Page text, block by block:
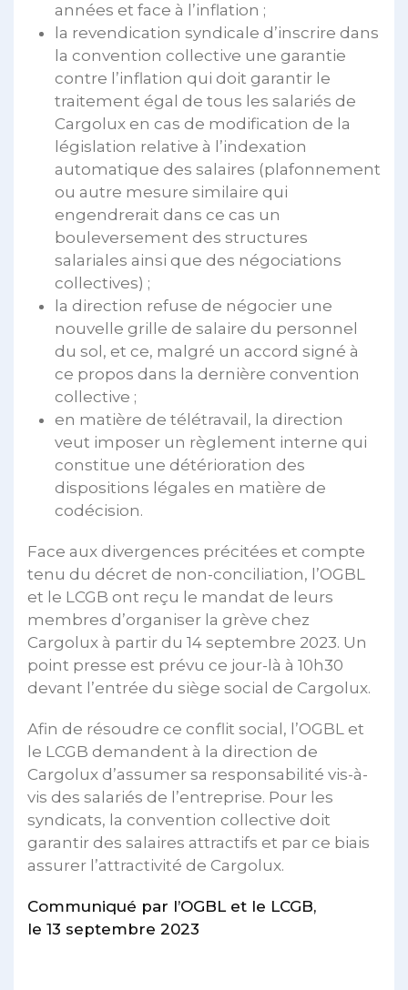
années et face à l’inflation ;
la revendication syndicale d’inscrire dans
la convention collective une garantie
contre l’inflation qui doit garantir le
traitement égal de tous les salariés de
Cargolux en cas de modification de la
législation relative à l’indexation
automatique des salaires (plafonnement
ou autre mesure similaire qui
engendrerait dans ce cas un
bouleversement des structures
salariales ainsi que des négociations
collectives) ;
la direction refuse de négocier une
nouvelle grille de salaire du personnel
du sol, et ce, malgré un accord signé à
ce propos dans la dernière convention
collective ;
en matière de télétravail, la direction
veut imposer un règlement interne qui
constitue une détérioration des
dispositions légales en matière de
codécision.
Face aux divergences précitées et compte
tenu du décret de non-conciliation, l’OGBL
et le LCGB ont reçu le mandat de leurs
membres d’organiser la grève chez
Cargolux à partir du 14 septembre 2023. Un
point presse est prévu ce jour-là à 10h30
devant l’entrée du siège social de Cargolux.
Afin de résoudre ce conflit social, l’OGBL et
le LCGB demandent à la direction de
Cargolux d’assumer sa responsabilité vis-à-
vis des salariés de l’entreprise. Pour les
syndicats, la convention collective doit
garantir des salaires attractifs et par ce biais
assurer l’attractivité de Cargolux.
Communiqué par l’OGBL et le LCGB,
le 13 septembre 2023